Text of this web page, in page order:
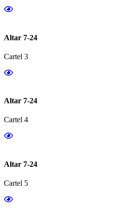
Altar 7-24
Cartel 3
Altar 7-24
Cartel 4
Altar 7-24
Cartel 5